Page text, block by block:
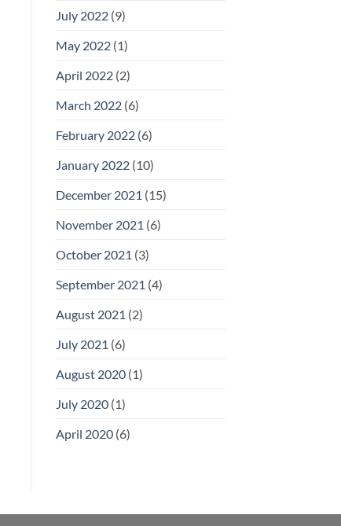
July 2022(9)
May 2022(1)
April 2022(2)
March 2022(6)
February 2022(6)
January 2022(10)
December 2021 (15)
November 2021 (6)
October 2021 (3)
September 2021 (4)
August 2021 (2)
July 2021 (6)
August 2020(1)
July 2020(1)
April 2020(6)